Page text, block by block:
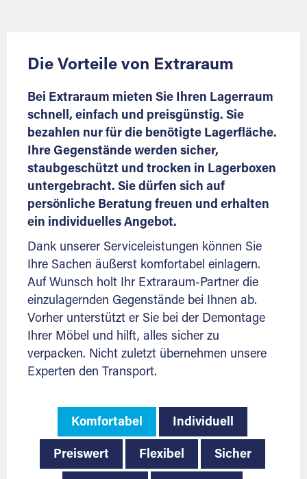
Die Vorteile von Extraraum
Bei Extraraum mieten Sie Ihren Lagerraum
schnell, einfach und preisgünstig. Sie
bezahlen nur für die benötigte Lagerfläche.
Ihre Gegenstände werden sicher,
staubgeschützt und trocken in Lagerboxen
untergebracht. Sie dürfen sich auf
persönliche Beratung freuen und erhalten
ein individuelles Angebot.
Dank unserer Serviceleistungen können Sie
Ihre Sachen äußerst komfortabel einlagern.
Auf Wunsch holt Ihr Extraraum-Partner die
einzulagernden Gegenstände bei Ihnen ab.
Vorher unterstützt er Sie bei der Demontage
Ihrer Möbel und hilft, alles sicher zu
verpacken. Nicht zuletzt übernehmen unsere
Experten den Transport.
Komfortabel Individuell
Preiswert Flexibel Sicher